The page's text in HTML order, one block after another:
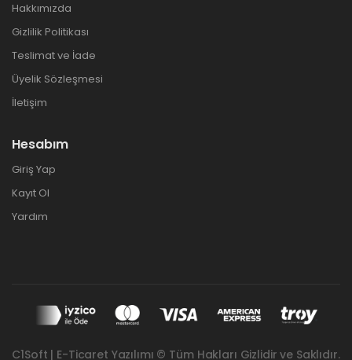
Hakkımızda
Gizlilik Politikası
Teslimat ve İade
Üyelik Sözleşmesi
İletişim
Hesabım
Giriş Yap
Kayıt Ol
Yardım
C1Soft | E-Ticaret Yazılımı © Tüm Hakları Gizlidir ve Saklıdır.